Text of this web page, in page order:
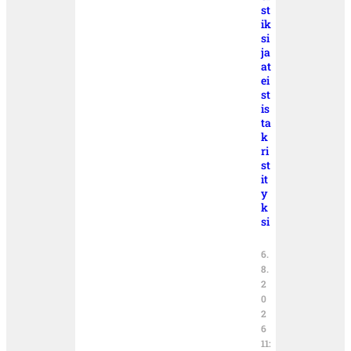
st
ik
si
ja
at
ei
st
is
ta
k
ri
st
it
y
k
si
6.
8.
2
0
2
6
11: